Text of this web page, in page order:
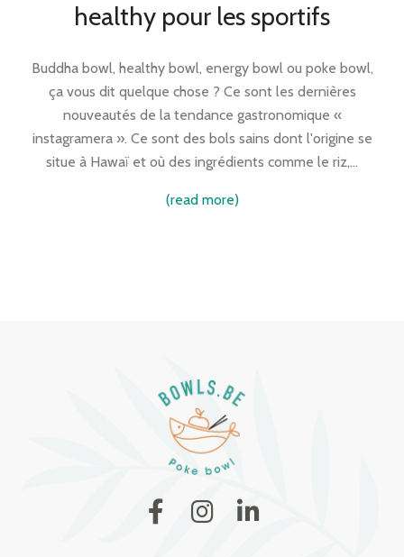
healthy pour les sportifs
Buddha bowl, healthy bowl, energy bowl ou poke bowl,
ça vous dit quelque chose ? Ce sont les dernières
nouveautés de la tendance gastronomique «
instagramera ». Ce sont des bols sains dont l'origine se
situe à Hawaï et où des ingrédients comme le riz,…
(read more)